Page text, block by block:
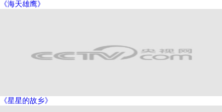
《海天雄鹰》
《星星的故乡》